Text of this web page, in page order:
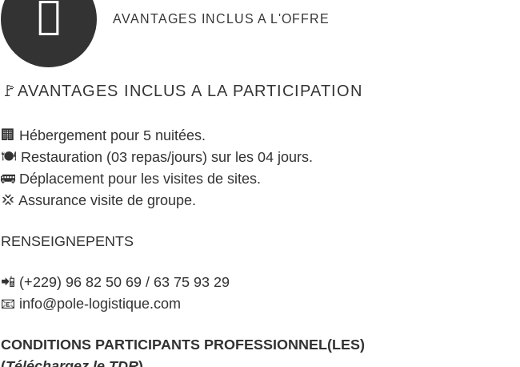
AVANTAGES INCLUS A L'OFFRE
🚩AVANTAGES INCLUS A LA PARTICIPATION
🏢 Hébergement pour 5 nuitées.
🍽️ Restauration (03 repas/jours) sur les 04 jours.
🚌 Déplacement pour les visites de sites.
💢 Assurance visite de groupe.
RENSEIGNEPENTS
📲 (+229) 96 82 50 69 / 63 75 93 29
📧 info@pole-logistique.com
CONDITIONS PARTICIPANTS PROFESSIONNEL(LES)